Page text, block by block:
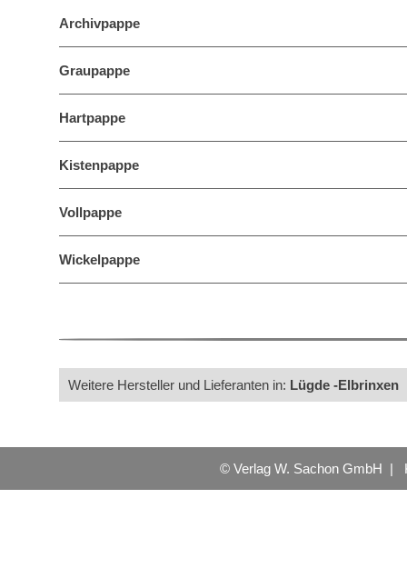
Archivpappe
Graupappe
Hartpappe
Kistenpappe
Vollpappe
Wickelpappe
Weitere Hersteller und Lieferanten in: Lügde -Elbrinxen
© Verlag W. Sachon GmbH |